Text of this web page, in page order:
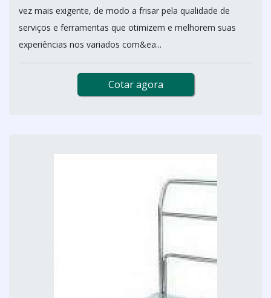
vez mais exigente, de modo a frisar pela qualidade de
serviços e ferramentas que otimizem e melhorem suas
experiências nos variados com&ea...
Cotar agora